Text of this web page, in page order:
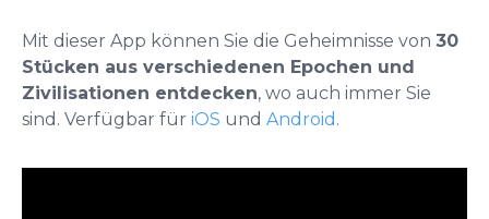
Mit dieser App können Sie die Geheimnisse von 30
Stücken aus verschiedenen Epochen und
Zivilisationen entdecken, wo auch immer Sie
sind. Verfügbar für iOS und Android .